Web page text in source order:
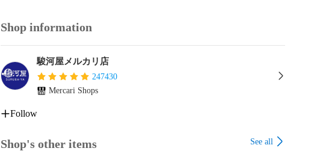
Shop information
駿河屋メルカリ店
247430
Mercari Shops
Follow
Shop's other items See all